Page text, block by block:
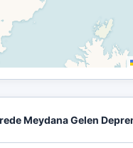
Meydana Gelen